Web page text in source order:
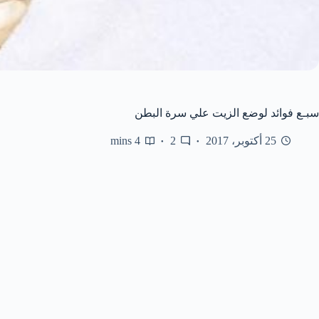
سبـع فوائد لوضع الزيت علي سرة البطن
25 أكتوبر، 2017 2
4 mins